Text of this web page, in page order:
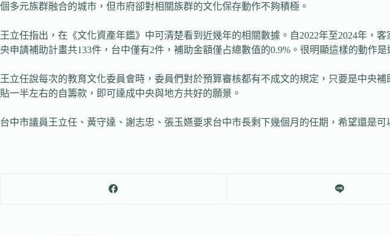
個多元族群融合的城市，但市府卻對相關族群的文化保存動作不夠積極。
王立任指出，在《文化資產年鑑》中可清楚看到近幾年的相關數據。自2022年至2024年，
央申請補助計畫共133件，台中僅有2件，補助金額僅占總數值的0.9%。很明顯這樣的動作
王立任說每次的教育文化委員會時，委員們對於預算審核都有不成文的規定，只要是中央
貼一半左右的自籌款，即可達成中央與地方共好的願景。
台中市議員王立任、黃守達、謝志忠、張玉嬿要求台中市長剩下幾個月的任期，希望還是